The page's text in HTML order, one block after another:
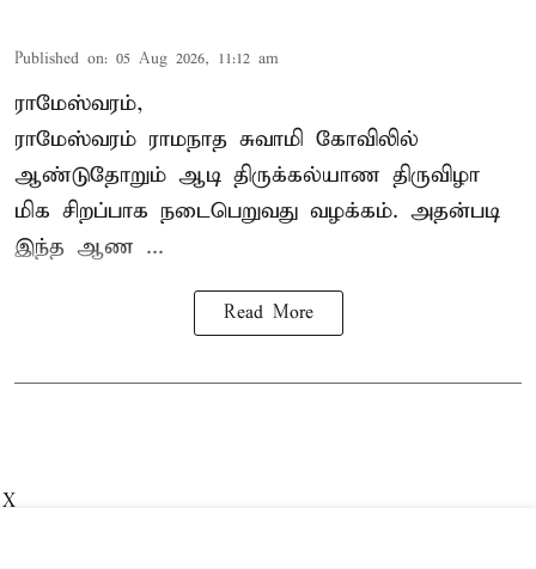
Published on: 05 Aug 2026, 11:12 am
ராமேஸ்வரம்,
ராமேஸ்வரம் ராமநாத சுவாமி கோவிலில்
ஆண்டுதோறும் ஆடி திருக்கல்யாண திருவிழா
மிக சிறப்பாக நடைபெறுவது வழக்கம். அதன்படி
இந்த ஆண ...
Read More
X